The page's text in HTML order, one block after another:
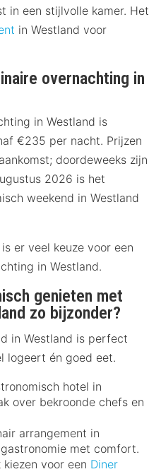
in een stijlvolle kamer. Het
in Westland voor
overnachting in
in Westland is
€235 per nacht. Prijzen
doordeweeks zijn
2026 is het
weekend in Westland
er veel keuze voor een
in Westland.
genieten met
zo bijzonder?
in Westland is perfect
logeert én goed eet.
hotel in
over bekroonde chefs en
arrangement in
met comfort.
voor een Diner